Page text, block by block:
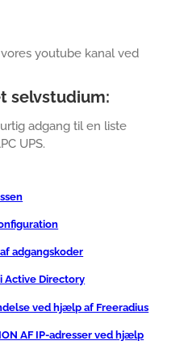
youtube kanal ved
selvstudium:
adgang til en liste
UPS.
adgangskoder
Active Directory
ved hjælp af Freeradius
AF IP-adresser ved hjælp